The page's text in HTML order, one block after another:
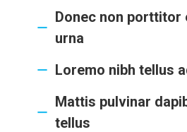
Donec non porttitor
urna
Loremo nibh tellus
Mattis pulvinar
tellus